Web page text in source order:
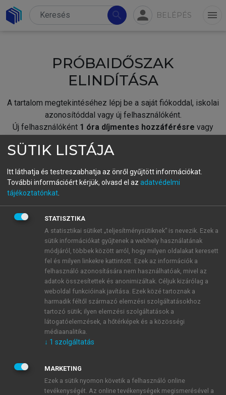
search person BELÉPÉS menu
PRÓBAIDŐSZAK
ELINDÍTÁSA
A tartalom megtekintéséhez lépj be a saját fiókoddal, iskolai
azonosítóddal vagy új felhasználóként.
Új felhasználóként 1 óra díjmentes hozzáférésre vagy
fiókoddal,vagy hozz létre új fiókot.
A regisztráció után apróbaidőszakautomatikusan
BELÉPÉS SAJÁT FIÓKKAL
ÚJ FIÓK LÉTREHOZÁSA
1 óra díjmentes hozzáférés
E-MAIL-CÍM
JELSZÓ
SÜTIK LISTÁJA
Itt láthatja és testreszabhatja az önről gyűjtött információkat.
További információért kérjük, olvasd el az adatvédelmi
tájékoztatónkat
STATISZTIKA
A statisztikai sütiket „teljesítménysütiknek” is nevezik. Ezek a
sütik információkat gyűjtenek a webhely használatának
módjáról, többek között arról, hogy milyen oldalakat keresett
fel és milyen linkekre kattintott. Ezek az információk a
felhasználó azonosítására nem használhatóak, mivel az
adatok összesítettek és anonimizáltak. Céljuk kizárólag a
weboldal funkcióinak javítása. Ezek közé tartoznak a
harmadik féltől származó elemzési szolgáltatásokhoz
tartozó sütik; ilyen elemzési szolgáltatások a
látogatóelemzések, a hőtérképek és a közösségi
médiaanalitika.
↓ 1 szolgáltatás
MARKETING
Ezek a sütik nyomon követik a felhasználó online
tevékenységét. Az online tevékenységek megismerésével a